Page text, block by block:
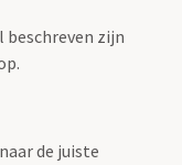
beschreven zijn
de juiste